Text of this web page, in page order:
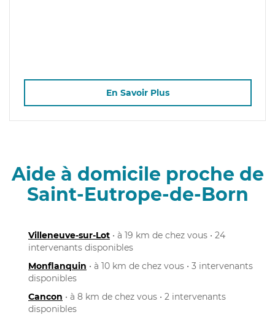
En Savoir Plus
Aide à domicile proche de
Saint-Eutrope-de-Born
Villeneuve-sur-Lot • à 19 km de chez vous • 24
intervenants disponibles
Monflanquin • à 10 km de chez vous • 3 intervenants
disponibles
Cancon • à 8 km de chez vous • 2 intervenants
disponibles